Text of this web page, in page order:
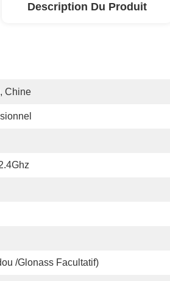
Description Du Produit
Chine
/Glonass Facultatif)